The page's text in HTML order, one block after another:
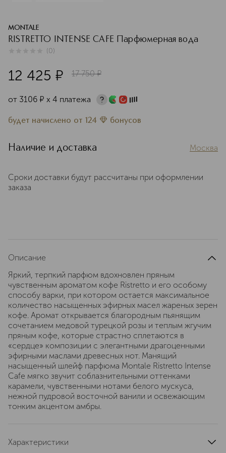
MONTALE
RISTRETTO INTENSE CAFE Парфюмерная вода
(0)
12 425 ¤ 17 750 ¤
от 3106 ¤ х 4 платежа
будет начислено от 124 бонусов
Наличие и доставка Москва
Сроки доставки будут рассчитаны при оформлении
заказа
Описание
Яркий, терпкий парфюм вдохновлен пряным
чувственным ароматом кофе Ristretto и его особому
способу варки, при котором остается максимальное
количество насыщенных эфирных масел жареных зерен
кофе. Аромат открывается благородным пьянящим
сочетанием медовой турецкой розы и теплым жгучим
пряным кофе, которые страстно сплетаются в
«сердце» композиции с элегантными драгоценными
эфирными маслами древесных нот. Манящий
насыщенный шлейф парфюма Montale Ristretto Intense
Cafe мягко звучит соблазнительными оттенками
карамели, чувственными нотами белого мускуса,
нежной пудровой восточной ванили и освежающим
тонким акцентом амбры.
Характеристики